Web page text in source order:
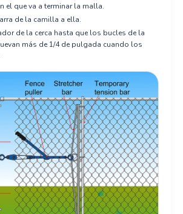
el que va a terminar la malla.
de la camilla a ella.
de la cerca hasta que los bucles de la
más de 1/4 de pulgada cuando los